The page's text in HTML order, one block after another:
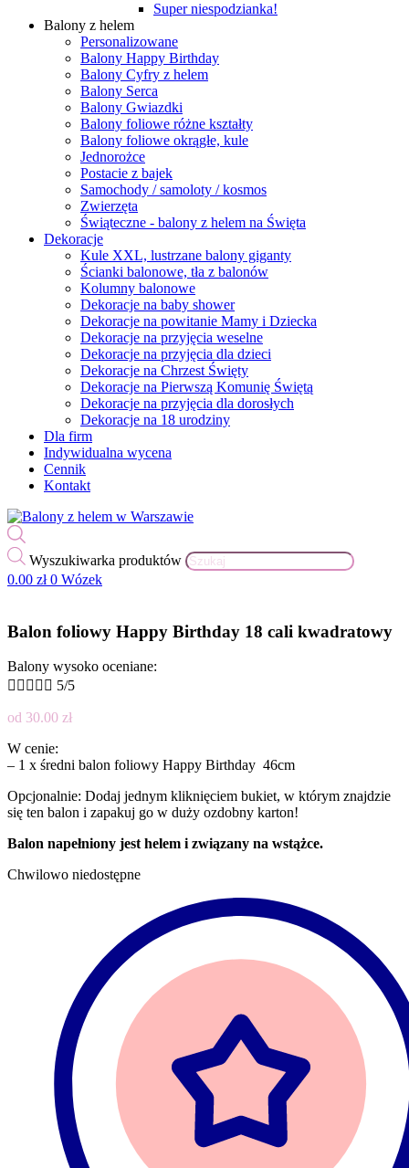
Super niespodzianka!
Balony z helem
Personalizowane
Balony Happy Birthday
Balony Cyfry z helem
Balony Serca
Balony Gwiazdki
Balony foliowe różne kształty
Balony foliowe okrągłe, kule
Jednorożce
Postacie z bajek
Samochody / samoloty / kosmos
Zwierzęta
Świąteczne - balony z helem na Święta
Dekoracje
Kule XXL, lustrzane balony giganty
Ścianki balonowe, tła z balonów
Kolumny balonowe
Dekoracje na baby shower
Dekoracje na powitanie Mamy i Dziecka
Dekoracje na przyjęcia weselne
Dekoracje na przyjęcia dla dzieci
Dekoracje na Chrzest Święty
Dekoracje na Pierwszą Komunię Świętą
Dekoracje na przyjęcia dla dorosłych
Dekoracje na 18 urodziny
Dla firm
Indywidualna wycena
Cennik
Kontakt
Wyszukiwarka produktów
0.00 zł 0 Wózek
Balon foliowy Happy Birthday 18 cali kwadratowy
Balony wysoko oceniane:
     5/5
od 30.00 zł
W cenie:
– 1 x średni balon foliowy Happy Birthday 46cm
Opcjonalnie: Dodaj jednym kliknięciem bukiet, w którym znajdzie
się ten balon i zapakuj go w duży ozdobny karton!
Balon napełniony jest helem i związany na wstążce.
Chwilowo niedostępne